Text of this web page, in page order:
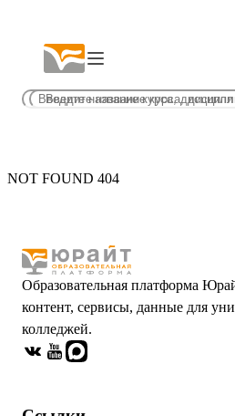
NOT FOUND 404
Образовательная платформа
контент, сервисы, данные для
колледжей.